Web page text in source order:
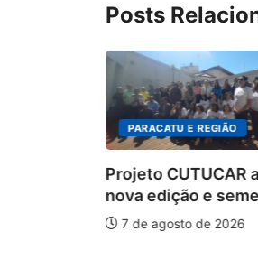
Posts
PARACATU E REGIÃO
Projeto CUTUCAR
nova edição e
7 de agosto de 2026